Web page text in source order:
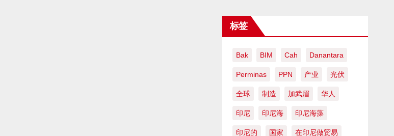
标签
Bak BIM Cah Danantara
Perminas PPN 产业 光伏
全球 制造 加武眉 华人
印尼 印尼海 印尼海藻
印尼的 国家 在印尼做贸易